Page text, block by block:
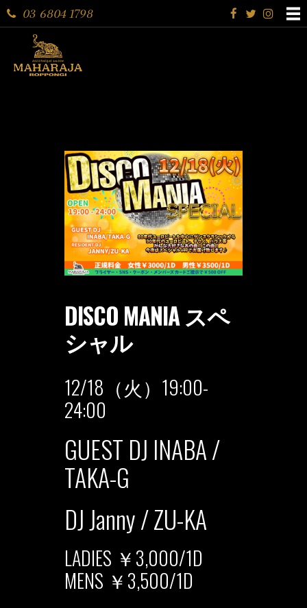
03 6804 1798
DISCO MANIA スペ
シャル
12/18（火）19:00-
24:00
GUEST DJ INABA /
TAKA-G
DJ Janny / ZU-KA
LADIES ￥3,000/1D
MENS ￥3,500/1D